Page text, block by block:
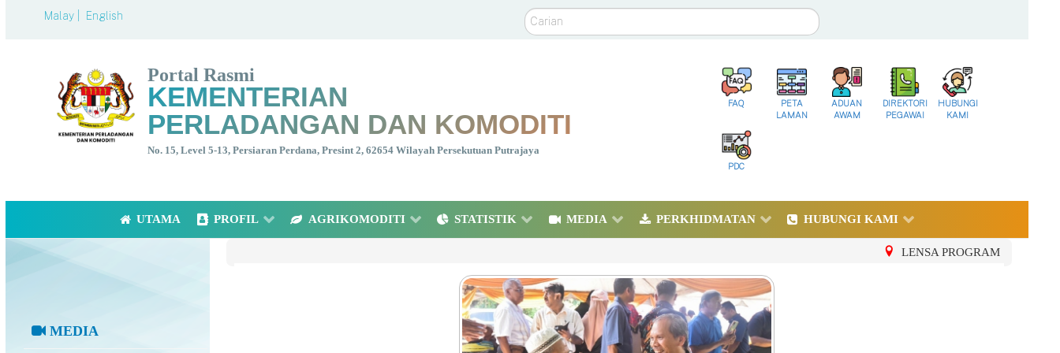
Malay | English Carian
Portal Rasmi
KEMENTERIAN
PERLADANGAN DAN KOMODITI
No. 15, Level 5-13, Persiaran Perdana, Presint 2, 62654 Wilayah Persekutuan Putrajaya
FAQ
PETA
LAMAN
ADUAN
AWAM
DIREKTORI
PEGAWAI
HUBUNGI
KAMI
PDC
UTAMA PROFIL AGRIKOMODITI STATISTIK MEDIA PERKHIDMATAN HUBUNGI KAMI
MEDIA
LENSA PROGRAM